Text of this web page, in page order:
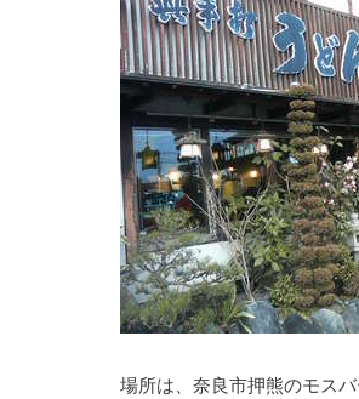
場所は、奈良市押熊のモス